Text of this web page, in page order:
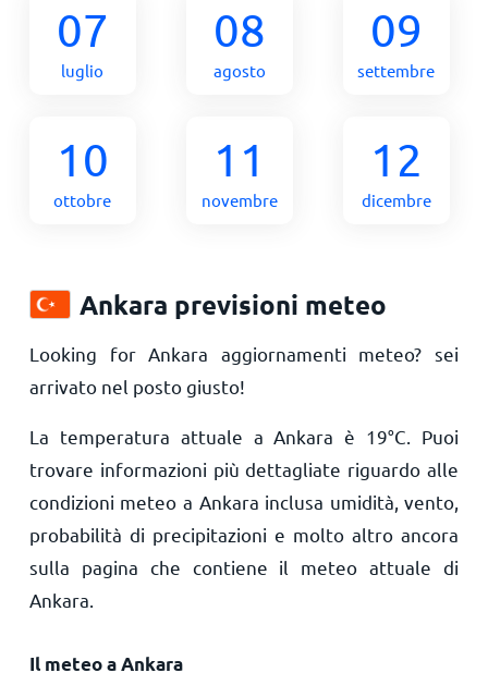
07
luglio
08
agosto
09
settembre
10
ottobre
11
novembre
12
dicembre
Ankara previsioni meteo
Looking for Ankara aggiornamenti meteo? sei
arrivato nel posto giusto!
La temperatura attuale a Ankara è 19°C . Puoi
trovare informazioni più dettagliate riguardo alle
condizioni meteo a Ankara inclusa umidità, vento,
probabilità di precipitazioni e molto altro ancora
sulla pagina che contiene il meteo attuale di
Ankara.
Il meteo a Ankara